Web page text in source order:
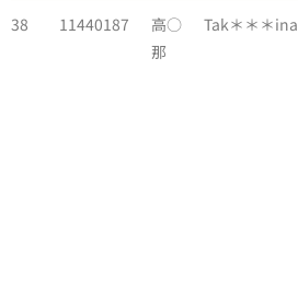
38 11440187
高○
那
Tak＊＊＊ina